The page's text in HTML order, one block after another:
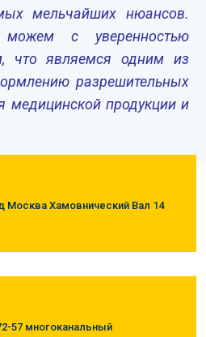
мельчайших нюансов.
с уверенностью
что являемся одним из
разрешительных
медицинской продукции и
Москва Хамовнический Вал 14
57 многоканальный